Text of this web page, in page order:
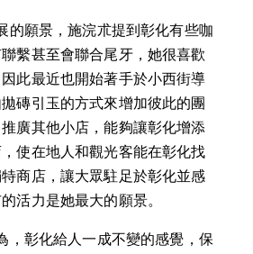
繫甚至會聯合尾牙，她很喜歡
此最近也開始著手於小西街導
磚引玉的方式來增加彼此的團
廣其他小店，能夠讓彰化增添
使在地人和觀光客能在彰化找
商店，讓大眾駐足於彰化並感
活力是她最大的願景。